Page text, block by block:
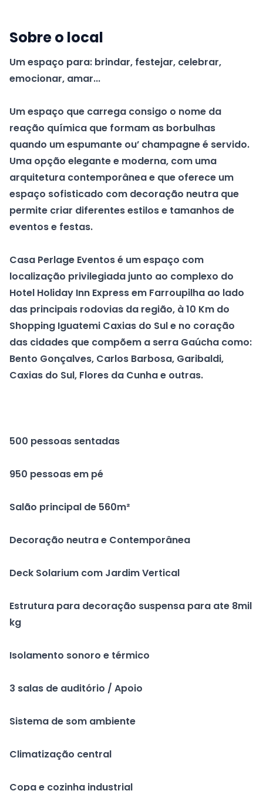
Sobre o local
Um espaço para: brindar, festejar, celebrar,
emocionar, amar...
Um espaço que carrega consigo o nome da
reação química que formam as borbulhas
quando um espumante ou’ champagne é servido.
Uma opção elegante e moderna, com uma
arquitetura contemporânea e que oferece um
espaço sofisticado com decoração neutra que
permite criar diferentes estilos e tamanhos de
eventos e festas.
Casa Perlage Eventos é um espaço com
localização privilegiada junto ao complexo do
Hotel Holiday Inn Express em Farroupilha ao lado
das principais rodovias da região, à 10 Km do
Shopping Iguatemi Caxias do Sul e no coração
das cidades que compõem a serra Gaúcha como:
Bento Gonçalves, Carlos Barbosa, Garibaldi,
Caxias do Sul, Flores da Cunha e outras.
500 pessoas sentadas
950 pessoas em pé
Salão principal de 560m²
Decoração neutra e Contemporânea
Deck Solarium com Jardim Vertical
Estrutura para decoração suspensa para ate 8mil
kg
Isolamento sonoro e térmico
3 salas de auditório / Apoio
Sistema de som ambiente
Climatização central
Copa e cozinha industrial